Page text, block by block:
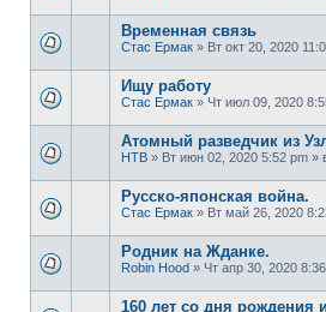
Временная связь
Стас Ермак » Вт окт 20, 2020
Ищу работу
Стас Ермак » Чт июл 09, 2020
Атомный разведчик из
НТВ » Вт июн 02, 2020 5:52 pm »
Русско-японская война.
Стас Ермак » Вт май 26, 2020
Родник на Жданке.
Robin Hood » Чт апр 30, 2020
160 лет со дня рождения